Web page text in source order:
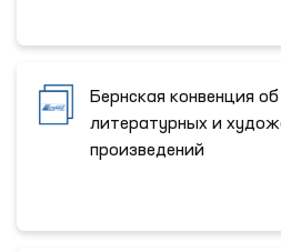
Бернская конвенция
литературных и
произведений